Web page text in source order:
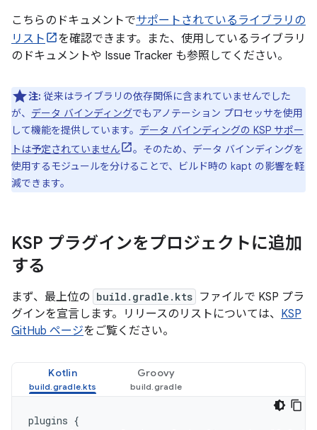
こちらのドキュメントでサポートされているライブラリの
リスト
を確認できます。また、使用しているライブラリ
のドキュメントや Issue Tracker も参照してください。
注: 従来はライブラリの依存関係に含まれていませんでした
が、 データ バインディングでもアノテーション プロセッサを使用
して機能を提供しています。 データ バインディングの KSP サポー
トは予定されていません
。そのため、データ バインディングを
使用するモジュールを分けることで、ビルド時の kapt の影響を軽
減できます。
KSP プラグインをプロジェクトに追加
する
まず、最上位の build.gradle.kts ファイルで KSP プラ
グインを宣言します。リリースのリストについては、 KSP
GitHub ページをご覧ください。
Kotlin Groovy
plugins {